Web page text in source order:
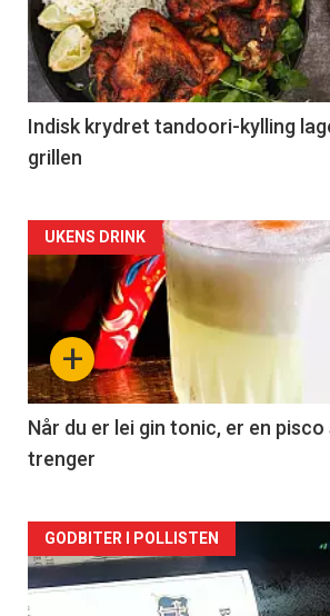
Indisk krydret tandoori-kylling
grillen
Forsiden
akkurat
nå
-
2
+
UKENS DRINK
Når du er lei gin tonic, er en
trenger
Forsiden
akkurat
GODBITER I POLLISTEN